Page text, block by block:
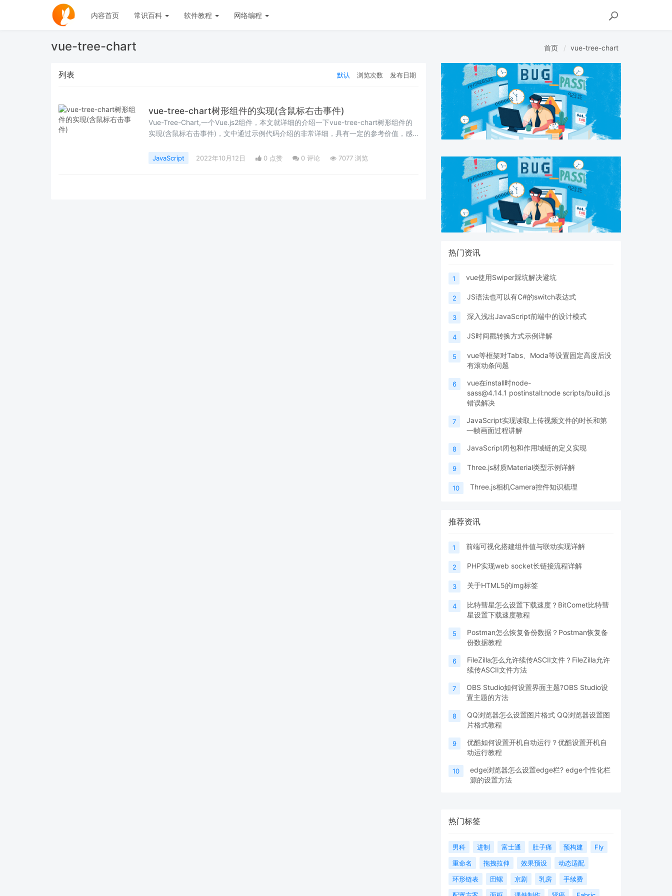
内容首页 常识百科 软件教程 网络编程
vue-tree-chart 首页 vue-tree-chart
列表 默认 浏览次数 发布日期
vue-tree-chart树形组件的实现(含鼠标右击事件)
Vue-Tree-Chart,一个Vue.js2组件，本文就详细的介绍一下vue-tree-chart树形组件的
实现(含鼠标右击事件)，文中通过示例代码介绍的非常详细，具有一定的参考价值，感
JavaScript 2022年10月12日 0 点赞 0 评论 7077 浏览
热门资讯
1 vue使用Swiper踩坑解决避坑
2 JS语法也可以有C#的switch表达式
3 深入浅出JavaScript前端中的设计模式
4 JS时间戳转换方式示例详解
5
vue等框架对Tabs、Moda等设置固定高度后没
有滚动条问题
6
vue在install时node-
sass@4.14.1 postinstall:node scripts/build.js
错误解决
7
JavaScript实现读取上传视频文件的时长和第
一帧画面过程讲解
8 JavaScript闭包和作用域链的定义实现
9 Three.js材质Material类型示例详解
10 Three.js相机Camera控件知识梳理
推荐资讯
1 前端可视化搭建组件值与联动实现详解
2 PHP实现web socket长链接流程详解
3 关于HTML5的img标签
4
比特彗星怎么设置下载速度？BitComet比特彗
星设置下载速度教程
5
Postman怎么恢复备份数据？Postman恢复备
份数据教程
6
FileZilla怎么允许续传ASCII文件？FileZilla允许
续传ASCII文件方法
7
OBS Studio如何设置界面主题?OBS Studio设
置主题的方法
8
QQ浏览器怎么设置图片格式 QQ浏览器设置图
片格式教程
9
优酷如何设置开机自动运行？优酷设置开机自
动运行教程
10
edge浏览器怎么设置edge栏? edge个性化栏
源的设置方法
热门标签
男科 进制 富士通 肚子痛 预构建
Fly
重命名
拖拽拉伸 效果预设
动态适配
环形链表
田螺 京剧 乳房
手续费